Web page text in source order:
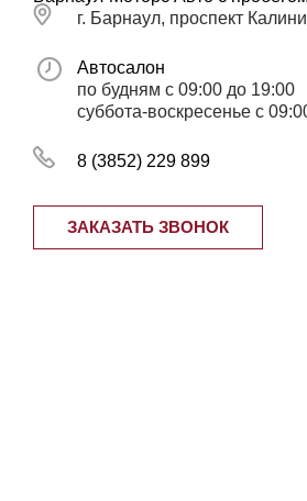
г. Барнаул, проспект
Автосалон
по будням с 09:00 до 19:00
суббота-воскресенье с
8 (3852) 229 899
ЗАКАЗАТЬ ЗВОНОК